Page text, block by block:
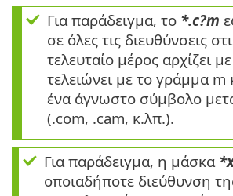
Για παράδειγμα, το *.c?m
σε όλες τις διευθύνσεις
τελευταίο μέρος αρχίζει
τελειώνει με το γράμμα m
ένα άγνωστο σύμβολο
(.com, .cam, κ.λπ.).
Για παράδειγμα, η μάσκα
οποιαδήποτε διεύθυνση